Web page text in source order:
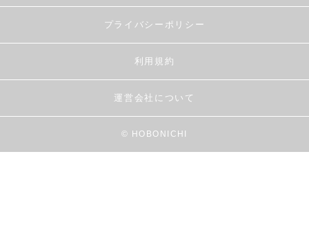
プライバシーポリシー
利用規約
運営会社について
© HOBONICHI